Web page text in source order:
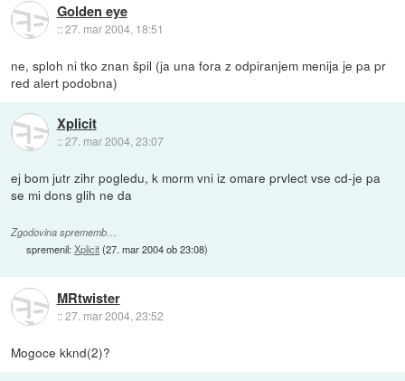
Golden eye
::27. mar 2004, 18:51
ne, sploh ni tko znan špil (ja una fora z odpiranjem menija je pa pr
red alert podobna)
Xplicit
::27. mar 2004, 23:07
ej bom jutr zihr pogledu, k morm vni iz omare prvlect vse cd-je pa
se mi dons glih ne da
Zgodovina sprememb…
spremenil:Xplicit(27. mar 2004 ob 23:08)
MRtwister
::27. mar 2004, 23:52
Mogoce kknd(2)?